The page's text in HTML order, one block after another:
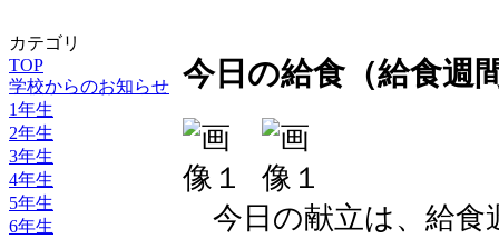
カテゴリ
TOP
学校からのお知らせ
1年生
2年生
3年生
4年生
5年生
6年生
今日の給食（給食週
今日の献立は、給食